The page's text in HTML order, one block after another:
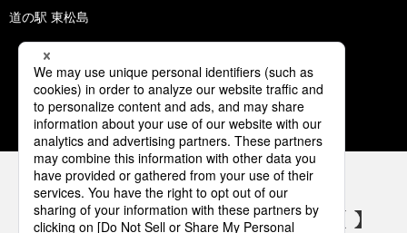
道の駅 東松島
1 2 3 4 5
パナソニックの電気設備 SNSアカウント